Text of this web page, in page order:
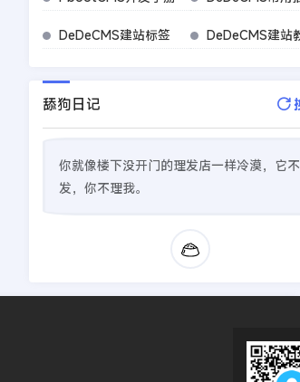
DeDeCMS建站标签 DeDeCMS建站
舔狗日记
你就像楼下没开门的理发店一样冷漠，它
发，你不理我。